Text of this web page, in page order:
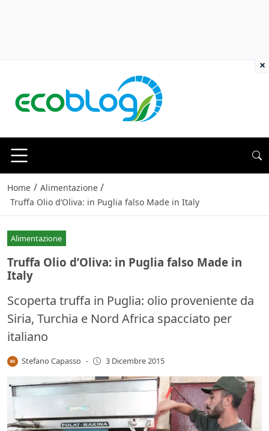
Home / Alimentazione /
Truffa Olio d’Oliva: in Puglia falso Made in Italy
Alimentazione
Truffa Olio d’Oliva: in Puglia falso Made in
Italy
Scoperta truffa in Puglia: olio proveniente da
Siria, Turchia e Nord Africa spacciato per
italiano
Stefano Capasso - 3 Dicembre 2015
×